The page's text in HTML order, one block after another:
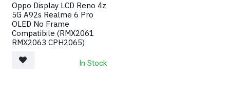
Oppo Display LCD Reno 4z
5G A92s Realme 6 Pro
OLED No Frame
Compatibile (RMX2061
RMX2063 CPH2065)
In Stock